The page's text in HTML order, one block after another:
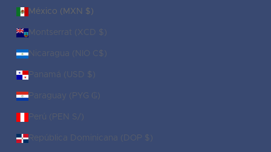
México (MXN $)
Montserrat (XCD $)
Nicaragua (NIO C$)
Panamá (USD $)
Paraguay (PYG ₲)
Perú (PEN S/)
República Dominicana (DOP $)